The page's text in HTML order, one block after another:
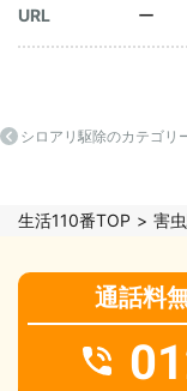
URL ー
シロアリ駆除のカテゴリ
生活110番TOP 害
通話料